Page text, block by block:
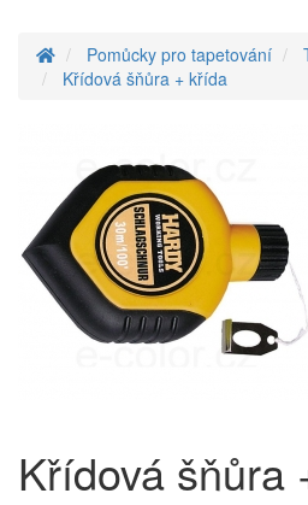
Pomůcky pro tapetování
Křídová šňůra + křída
Křídová šňůra